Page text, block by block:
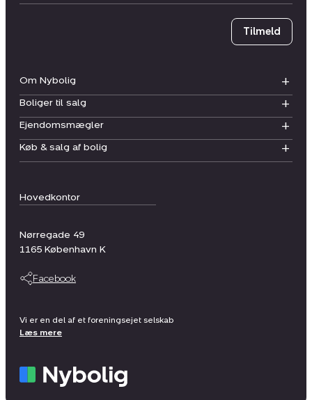
Hovedkontor
Nørregade 49
1165 København K
Facebook
Om Nybolig
Boliger til salg
Ejendomsmægler
Køb & salg af bolig
Tilmeld
Vi er en del af et foreningsejet selskab
Læs mere